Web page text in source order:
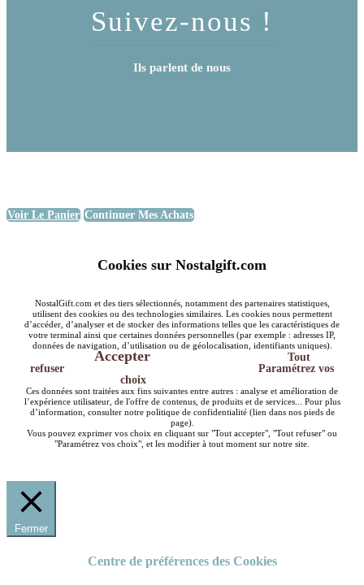
Suivez-nous !
Ils parlent de nous
Voir Le Panier Continuer Mes Achats
Cookies sur Nostalgift.com
NostalGift.com et des tiers sélectionnés, notamment des partenaires statistiques,
utilisent des cookies ou des technologies similaires. Les cookies nous permettent
d’accéder, d’analyser et de stocker des informations telles que les caractéristiques de
votre terminal ainsi que certaines données personnelles (par exemple : adresses IP,
données de navigation, d’utilisation ou de géolocalisation, identifiants uniques).
Accepter
Tout
refuser
Paramétrez vos
choix
Ces données sont traitées aux fins suivantes entre autres : analyse et amélioration de
l’expérience utilisateur, de l'offre de contenus, de produits et de services... Pour plus
d’information, consulter notre politique de confidentialité (lien dans nos pieds de
page).
Vous pouvez exprimer vos choix en cliquant sur "Tout accepter", "Tout refuser" ou
"Paramétrez vos choix", et les modifier à tout moment sur notre site.
Fermer
Centre de préférences des Cookies